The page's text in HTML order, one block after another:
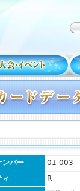
ンバー
01-003
ィ
R